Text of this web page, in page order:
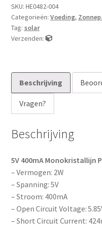
zonnepaneel
aantal
SKU: HE0482-004
Categorieën: Voeding,
Tag: solar
Verzenden:
Beschrijving
Vragen?
Beschrijving
5V 400mA Monokristallijn
– Vermogen: 2W
– Spanning: 5V
– Stroom: 400mA
– Open Circuit Voltage:
– Short Circuit Current: